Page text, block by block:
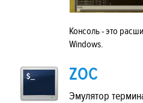
Консоль - это
Windows.
ZOC
Эмулятор